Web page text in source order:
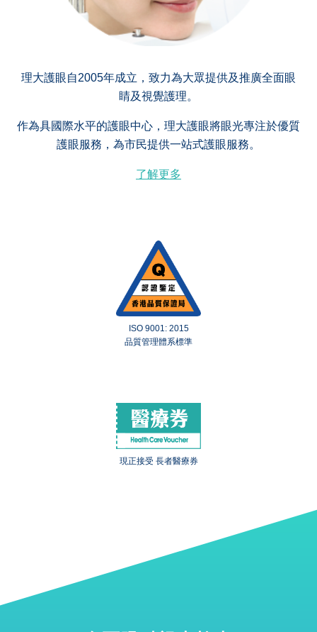
理大護眼自2005年成立，致力為大眾提供及推廣全面眼
睛及視覺護理。
作為具國際水平的護眼中心，理大護眼將眼光專注於優質
護眼服務，為市民提供一站式護眼服務。
了解更多
ISO 9001: 2015
品質管理體系標準
現正接受 長者醫療券